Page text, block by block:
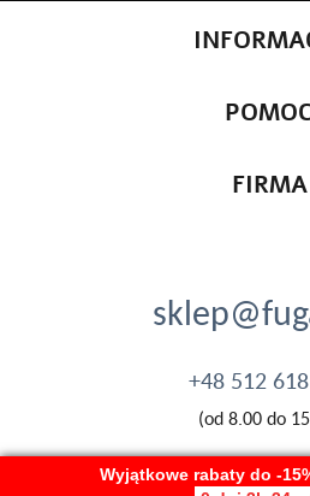
Wyjątkowe rabaty do -
FIRMA
+48 512
(od 8.00 do